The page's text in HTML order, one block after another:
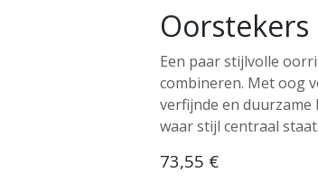
Een paar stijlvolle
combineren. Met oog
verfijnde en duurzame
waar stijl centraal staat.
73,55 €